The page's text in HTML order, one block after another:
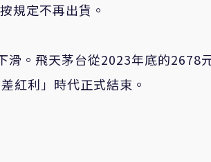
規定不再出貨。
滑。 飛天茅台從2023年底的2678
紅利」時代正式結束。